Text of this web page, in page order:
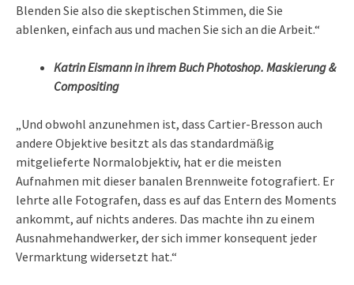
Blenden Sie also die skeptischen Stimmen, die Sie
ablenken, einfach aus und machen Sie sich an die Arbeit.“
Katrin Eismann in ihrem Buch Photoshop. Maskierung &
Compositing
„Und obwohl anzunehmen ist, dass Cartier-Bresson auch
andere Objektive besitzt als das standardmäßig
mitgelieferte Normalobjektiv, hat er die meisten
Aufnahmen mit dieser banalen Brennweite fotografiert. Er
lehrte alle Fotografen, dass es auf das Entern des Moments
ankommt, auf nichts anderes. Das machte ihn zu einem
Ausnahmehandwerker, der sich immer konsequent jeder
Vermarktung widersetzt hat.“